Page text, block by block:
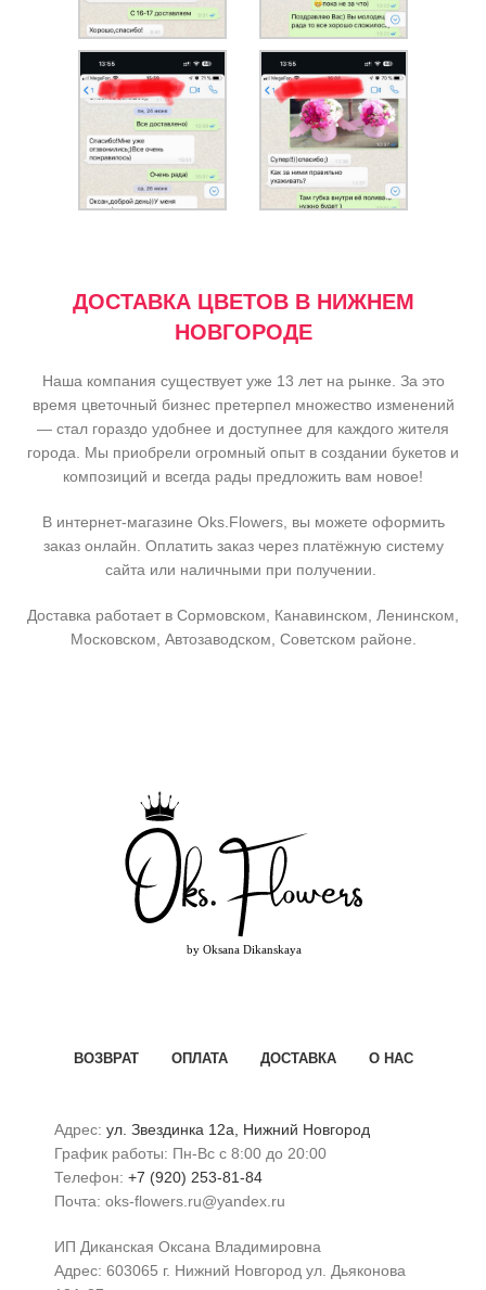
ДОСТАВКА ЦВЕТОВ В НИЖНЕМ
НОВГОРОДЕ
Наша компания существует уже 13 лет на рынке. За это
время цветочный бизнес претерпел множество изменений
— стал гораздо удобнее и доступнее для каждого жителя
города. Мы приобрели огромный опыт в создании букетов и
композиций и всегда рады предложить вам новое!
В интернет-магазине Oks.Flowers, вы можете оформить
заказ онлайн. Оплатить заказ через платёжную систему
сайта или наличными при получении.
Доставка работает в Сормовском, Канавинском, Ленинском,
Московском, Автозаводском, Советском районе.
ВОЗВРАТ ОПЛАТА ДОСТАВКА О НАС
Адрес: ул. Звездинка 12а, Нижний Новгород
График работы: Пн-Вс с 8:00 до 20:00
Телефон: +7 (920) 253-81-84
Почта: oks-flowers.ru@yandex.ru
ИП Диканская Оксана Владимировна
Адрес: 603065 г. Нижний Новгород ул. Дьяконова